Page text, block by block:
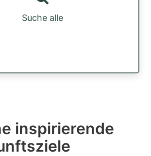
Suche alle
inspirierende